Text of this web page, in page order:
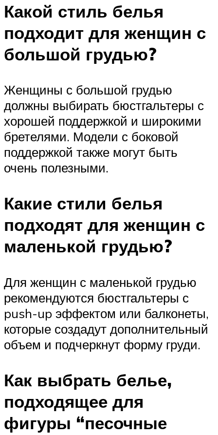
Какой стиль белья
подходит для женщин с
большой грудью?
Женщины с большой грудью
должны выбирать бюстгальтеры с
хорошей поддержкой и широкими
бретелями. Модели с боковой
поддержкой также могут быть
очень полезными.
Какие стили белья
подходят для женщин с
маленькой грудью?
Для женщин с маленькой грудью
рекомендуются бюстгальтеры с
push-up эффектом или балконеты,
которые создадут дополнительный
объем и подчеркнут форму груди.
Как выбрать белье,
подходящее для
фигуры “песочные